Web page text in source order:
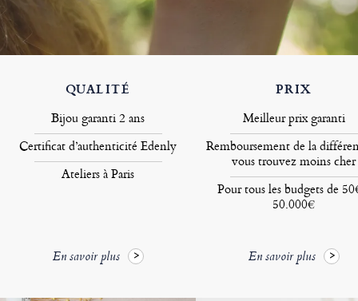
QUALITÉ
Bijou garanti 2 ans
Certificat d’authenticité Edenly
Ateliers à Paris
En savoir plus
PRIX
Meilleur prix garanti
Remboursement de la
vous trouvez moins cher
Pour tous les budgets de
50.000€
En savoir plus